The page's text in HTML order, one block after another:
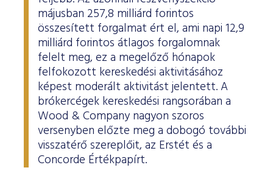
májusban 257,8 milliárd forintos
összesített forgalmat ért el, ami napi 12,9
milliárd forintos átlagos forgalomnak
felelt meg, ez a megelőző hónapok
felfokozott kereskedési aktivitásához
képest moderált aktivitást jelentett. A
brókercégek kereskedési rangsorában a
Wood & Company nagyon szoros
versenyben előzte meg a dobogó további
visszatérő szereplőit, az Erstét és a
Concorde Értékpapírt.